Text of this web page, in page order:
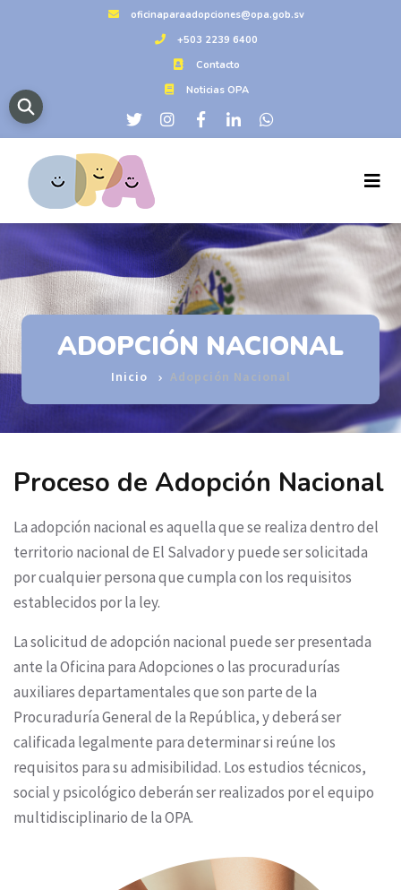
oficinaparaadopciones@opa.gob.sv
+503 2239 6400
Contacto
Noticias OPA
ADOPCIÓN NACIONAL
Inicio Adopción Nacional
Proceso de Adopción Nacional
La adopción nacional es aquella que se realiza dentro del
territorio nacional de El Salvador y puede ser solicitada
por cualquier persona que cumpla con los requisitos
establecidos por la ley.
La solicitud de adopción nacional puede ser presentada
ante la Oficina para Adopciones o las procuradurías
auxiliares departamentales que son parte de la
Procuraduría General de la República, y deberá ser
calificada legalmente para determinar si reúne los
requisitos para su admisibilidad. Los estudios técnicos,
social y psicológico deberán ser realizados por el equipo
multidisciplinario de la OPA.